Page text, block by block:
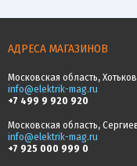
АДРЕСА МАГАЗИНОВ
Московская область,
info@elektrik-mag.ru
+7 499 9 920 920
Московская область,
info@elektrik-mag.ru
+7 925 000 999 0